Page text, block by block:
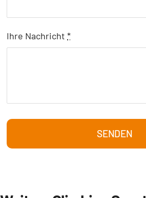
Ihre Nachricht*
SENDEN